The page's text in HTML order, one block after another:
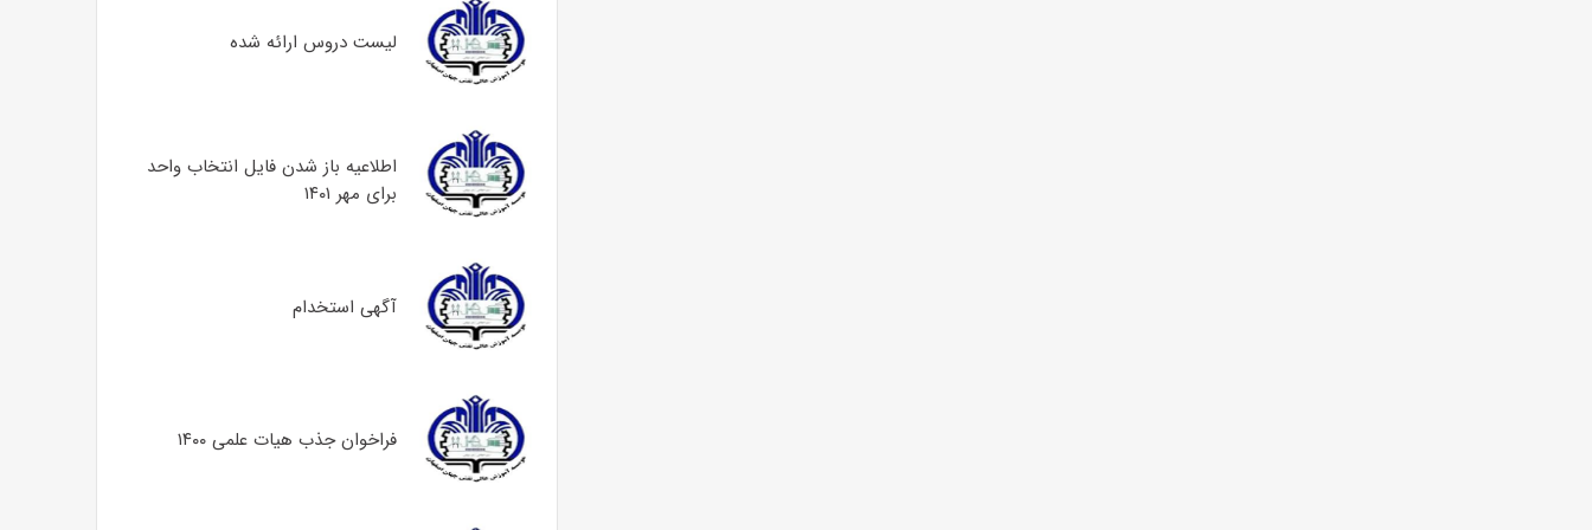
لیست دروس ارائه شده
اطلاعیه باز شدن فایل انتخاب واحد
برای مهر ۱۴۰۱
آگهی استخدام
فراخوان جذب هیات علمی ۱۴۰۰